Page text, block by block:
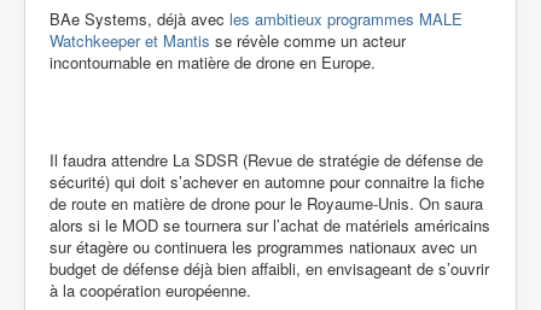
BAe Systems, déjà avec les ambitieux programmes MALE
Watchkeeper et Mantis se révèle comme un acteur
incontournable en matière de drone en Europe.
Il faudra attendre La SDSR (Revue de stratégie de défense de
sécurité) qui doit s’achever en automne pour connaitre la fiche
de route en matière de drone pour le Royaume-Unis. On saura
alors si le MOD se tournera sur l’achat de matériels américains
sur étagère ou continuera les programmes nationaux avec un
budget de défense déjà bien affaibli, en envisageant de s’ouvrir
à la coopération européenne.